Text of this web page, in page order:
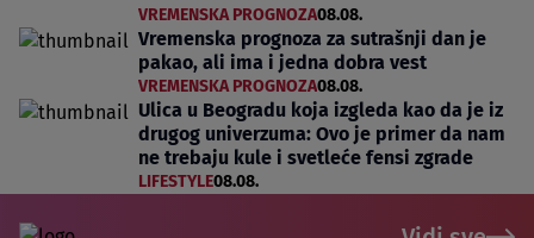
VREMENSKA PROGNOZA08.08.
Vremenska prognoza za sutrašnji dan je
pakao, ali ima i jedna dobra vest
VREMENSKA PROGNOZA08.08.
Ulica u Beogradu koja izgleda kao da je iz
drugog univerzuma: Ovo je primer da nam
ne trebaju kule i svetleće fensi zgrade
LIFESTYLE08.08.